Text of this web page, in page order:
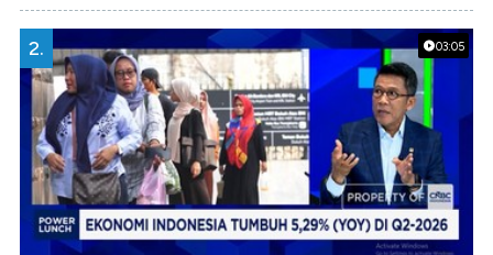
03:05
2.